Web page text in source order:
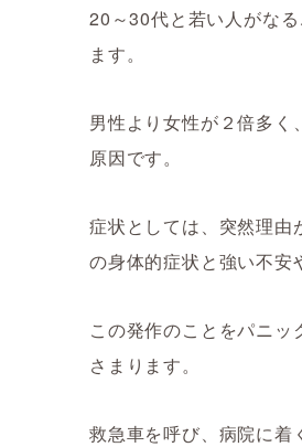
20～30代と若い人がな
ます。
男性より女性が２倍多
原因です。
症状としては、突然理由
の身体的症状と強い不安
この発作のことをパニ
さまります。
救急車を呼び、病院に着